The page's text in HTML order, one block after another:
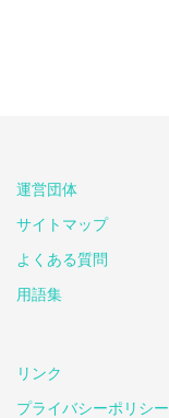
運営団体
サイトマップ
よくある質問
用語集
リンク
プライバシーポリシー